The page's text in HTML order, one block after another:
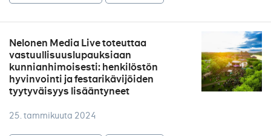
Nelonen Media Live toteuttaa
vastuullisuuslupauksiaan
kunnianhimoisesti: henkilöstön
hyvinvointi ja festarikävijöiden
tyytyväisyys lisääntyneet
25. tammikuuta 2024